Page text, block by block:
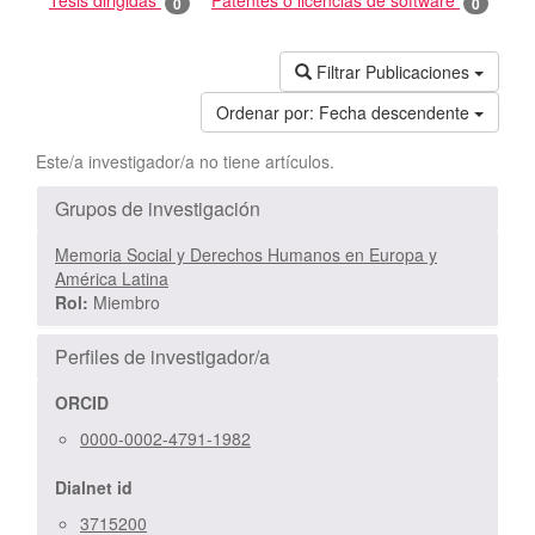
Filtrar Publicaciones
Ordenar por: Fecha descendente
Este/a investigador/a no tiene artículos.
Grupos de investigación
Memoria Social y Derechos Humanos en Europa y
América Latina
Rol: Miembro
Perfiles de investigador/a
ORCID
0000-0002-4791-1982
Dialnet id
3715200